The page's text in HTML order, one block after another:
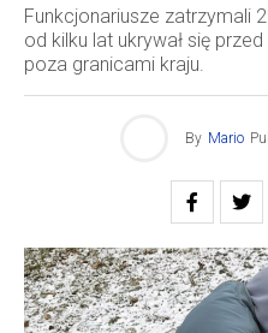
Funkcjonariusze zatrzymali
od kilku lat ukrywał się
poza granicami kraju.
By Mario